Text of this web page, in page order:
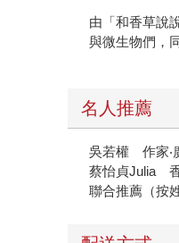
由「和香草說
與微生物們，
名人推薦
吳若權 作家‧
蔡怡貞Julia
聯合推薦（按